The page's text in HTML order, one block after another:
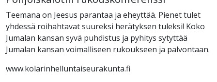
Teemana on Jeesus parantaa ja eheyttää. Pienet tulet
yhdessä roihahtavat suureksi herätyksen tuleksi! Koko
Jumalan kansan syvä puhdistus ja pyhitys sytyttää
Jumalan kansan voimalliseen rukoukseen ja palvontaan.
www.kolarinhelluntaiseurakunta.fi